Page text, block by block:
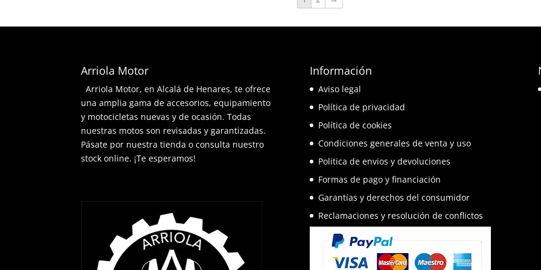
59,90€.
53,91€.
Arriola Motor
Arriola Motor, en Alcalá de Henares, te ofrece
una amplia gama de accesorios, equipamiento
y motocicletas nuevas y de ocasión. Todas
nuestras motos son revisadas y garantizadas.
Pásate por nuestra tienda o consulta nuestro
stock online. ¡Te esperamos!
Información
Aviso legal
Política de privacidad
Política de cookies
Condiciones generales de venta y uso
Politica de envios y devoluciones
Formas de pago y financiación
Garantías y derechos del consumidor
Reclamaciones y resolución de conflictos